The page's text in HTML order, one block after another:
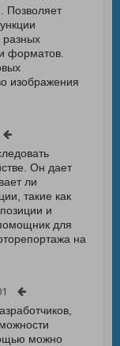
Позволяет
разных
форматов.
изображения
Он дает
ли
такие как
и
для
на
можно